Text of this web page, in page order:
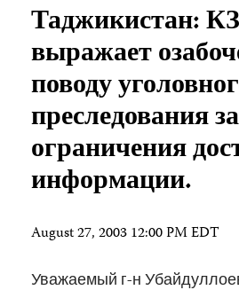
Таджикистан:
выражает
поводу
преследования
ограничения
информации.
August 27, 2003 12:00 PM EDT
Уважаемый г-н